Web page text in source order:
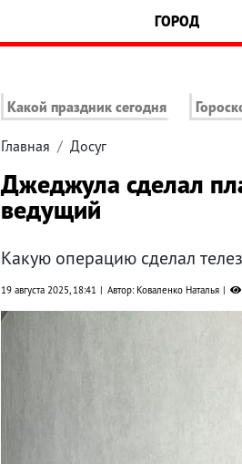
ГОРОД
Какой праздник сегодня
Главная Досуг
Джеджула сделал
ведущий
Какую операцию сделал
19 августа 2025, 18:41 Автор: Коваленко Наталья